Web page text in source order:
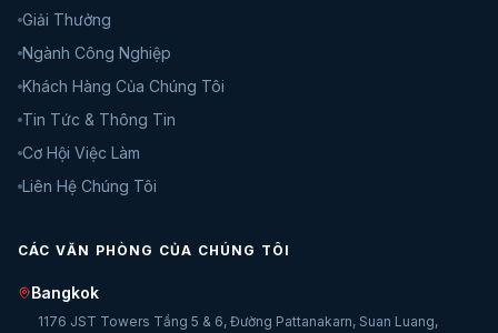
Giải Thưởng
Ngành Công Nghiệp
Khách Hàng Của Chúng Tôi
Tin Tức & Thông Tin
Cơ Hội Việc Làm
Liên Hệ Chúng Tôi
CÁC VĂN PHÒNG CỦA CHÚNG TÔI
Bangkok
1176 JST Towers Tầng 5 & 6, Đường Pattanakarn, Suan Luang,